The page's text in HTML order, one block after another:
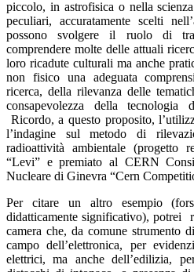
piccolo, in astrofisica o nella
peculiari, accuratamente scelti
possono svolgere il ruolo di
comprendere molte delle attuali
loro ricadute culturali ma anche
non fisico una adeguata
ricerca, della rilevanza delle
consapevolezza della
Ricordo, a questo proposito,
l’indagine sul metodo di
radioattività ambientale (progetto
“Levi” e premiato al CERN
Nucleare di Ginevra “Cern
Per citare un altro esempio
didatticamente significativo), potrei
camera che, da comune strumento
campo dell’elettronica, per
elettrici, ma anche dell’edilizia,